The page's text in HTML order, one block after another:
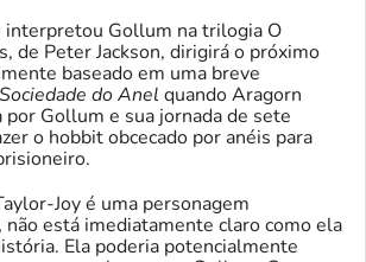
interpretou Gollum na trilogia O
de Peter Jackson, dirigirá o próximo
baseado em uma breve
do Anel quando Aragorn
por Gollum e sua jornada de sete
o hobbit obcecado por anéis para
Joy é uma personagem
está imediatamente claro como ela
Ela poderia potencialmente